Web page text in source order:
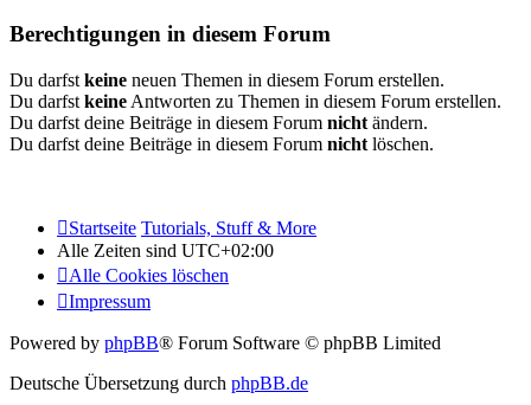
Berechtigungen in diesem Forum
Du darfst keine neuen Themen in diesem Forum erstellen.
Du darfst keine Antworten zu Themen in diesem Forum erstellen.
Du darfst deine Beiträge in diesem Forum nicht ändern.
Du darfst deine Beiträge in diesem Forum nicht löschen.
Startseite Tutorials, Stuff & More
Alle Zeiten sind UTC+02:00
Alle Cookies löschen
Impressum
Powered by phpBB® Forum Software © phpBB Limited
Deutsche Übersetzung durch phpBB.de